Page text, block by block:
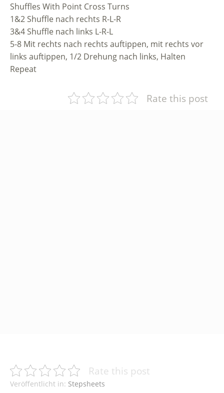
Shuffles With Point Cross Turns
1&2 Shuffle nach rechts R-L-R
3&4 Shuffle nach links L-R-L
5-8 Mit rechts nach rechts auftippen, mit rechts vor
links auftippen, 1/2 Drehung nach links, Halten
Repeat
Rate this post
Rate this post
Veröffentlicht in: Stepsheets